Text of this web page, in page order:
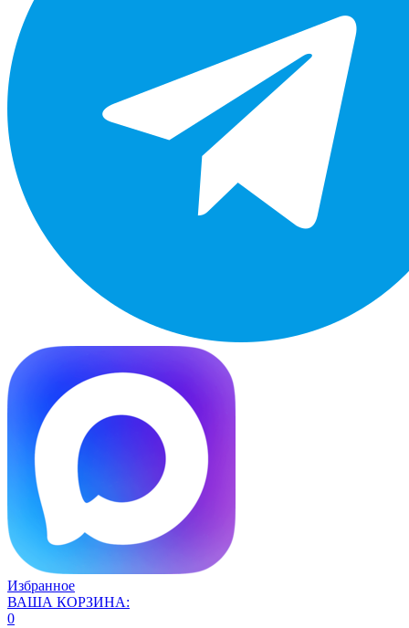
Избранное
ВАША КОРЗИНА:
0